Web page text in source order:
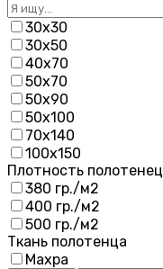
30х30
30х50
40х70
50х70
50х90
50х100
70х140
100х150
Плотность полотенец
380 гр./м2
400 гр./м2
500 гр./м2
Ткань полотенца
Махра